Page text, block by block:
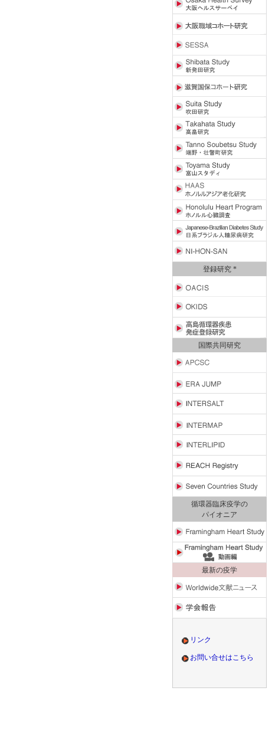
登録研究 *
国際共同研究
循環器臨床疫学の
パイオニア
最新の疫学
リンク
お問い合せはこちら